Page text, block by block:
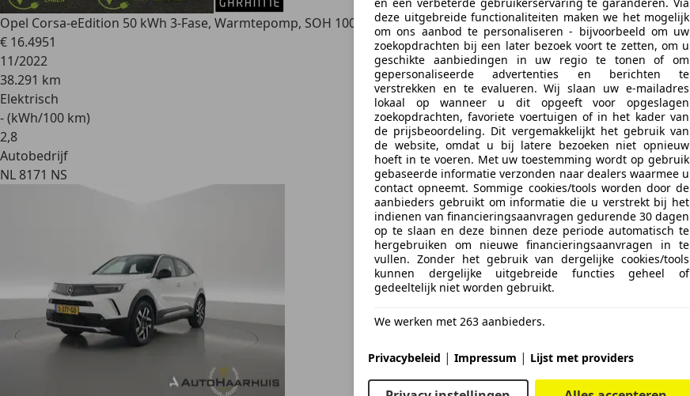
deze uitgebreide functionaliteiten maken we het mogelijk
om ons aanbod te personaliseren - bijvoorbeeld om uw
zoekopdrachten bij een later bezoek voort te zetten, om u
geschikte aanbiedingen in uw regio te tonen of om
gepersonaliseerde advertenties en berichten te
verstrekken en te evalueren. Wij slaan uw e-mailadres
lokaal op wanneer u dit opgeeft voor opgeslagen
zoekopdrachten, favoriete voertuigen of in het kader van
de prijsbeoordeling. Dit vergemakkelijkt het gebruik van
de website, omdat u bij latere bezoeken niet opnieuw
hoeft in te voeren. Met uw toestemming wordt op gebruik
gebaseerde informatie verzonden naar dealers waarmee u
contact opneemt. Sommige cookies/tools worden door de
aanbieders gebruikt om informatie die u verstrekt bij het
indienen van financieringsaanvragen gedurende 30 dagen
op te slaan en deze binnen deze periode automatisch te
hergebruiken om nieuwe financieringsaanvragen in te
vullen. Zonder het gebruik van dergelijke cookies/tools
kunnen dergelijke uitgebreide functies geheel of
gedeeltelijk niet worden gebruikt.
We werken met 263 aanbieders.
Privacybeleid | Impressum | Lijst met providers
Opel Corsa-eEdition 50 kWh 3-Fase, Warmtepomp, SOH 100%,All-in
€ 16.4951
11/2022
38.291 km
Elektrisch
- (kWh/100 km)
2,8
Autobedrijf
NL 8171 NS